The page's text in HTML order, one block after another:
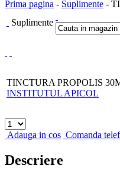
Prima pagina - Suplimente -
Suplimente
TINCTURA PROPOLIS
INSTITUTUL APICOL
Adauga in cos Comanda
Descriere